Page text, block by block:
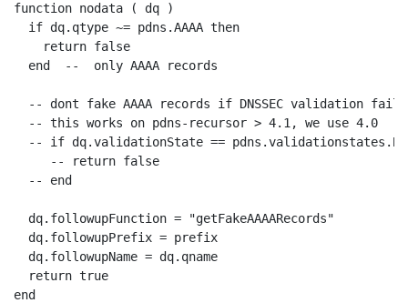
function nodata ( dq )
  if dq.qtype ~= pdns.AAAA then
    return false
  end  --  only AAAA records
-- dont fake AAAA records if DNSSEC validation
  -- this works on pdns-recursor > 4.1, we use 4.0
-- if dq.validationState ==
     -- return false
  -- end
  dq.followupFunction = "getFakeAAAARecords"
  dq.followupPrefix = prefix
  dq.followupName = dq.qname
  return true
end